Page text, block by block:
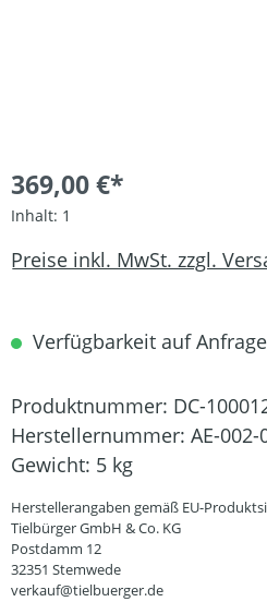
369,00 €*
Inhalt: 1
Preise inkl. MwSt. zzgl.
Verfügbarkeit auf
Produktnummer: DC-
Herstellernummer: AE-002-
Gewicht: 5 kg
Herstellerangaben gemäß EU-
Tielbürger GmbH & Co. KG
Postdamm 12
32351 Stemwede
verkauf@tielbuerger.de